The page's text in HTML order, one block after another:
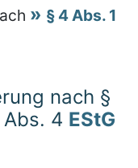
§ 4 Abs. 1
nach §
4 EStG